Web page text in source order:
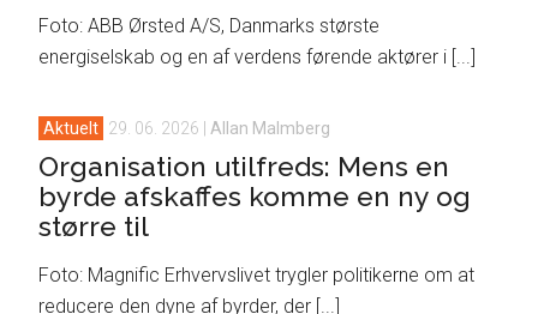
Foto: ABB Ørsted A/S, Danmarks største
energiselskab og en af verdens førende aktører i [...]
Aktuelt 29. 06. 2026 Allan Malmberg
Organisation utilfreds: Mens en
byrde afskaffes komme en ny og
større til
Foto: Magnific Erhvervslivet trygler politikerne om at
reducere den dyne af byrder, der [...]